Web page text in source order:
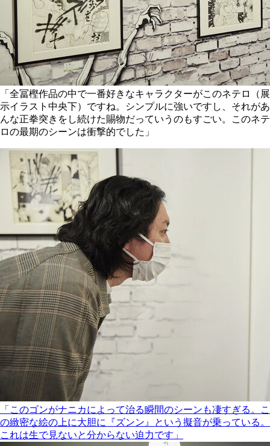
「全冨樫作品の中で一番好きなキャラクターがこのネテロ（展
示イラスト中央下）ですね。シンプルに強いですし、それがあ
んな正拳突きをし続けた賜物だっていうのもすごい。このネテ
ロの最期のシーンは衝撃的でした」
「このゴンがナニカによって治る瞬間のシーンも凄すぎる。こ
の緻密な絵の上に大胆に『ズンン』という擬音が乗っている。
これは生で見ないと分からない迫力です」